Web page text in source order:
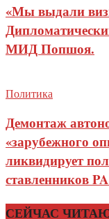
«Мы выдали
МИД Попшоя.
Политика
Демонтаж
«зарубежного
ликвидирует
ставленников
СЕЙЧАС